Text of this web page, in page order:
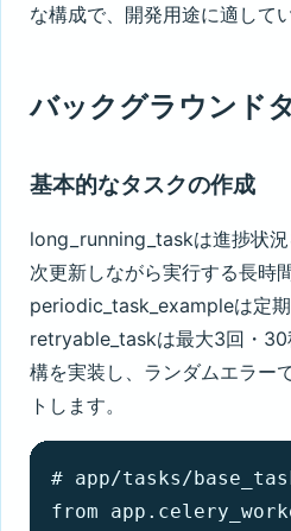
な構成で、開発用途に適して
バックグラウンド
基本的なタスクの作成
long_running_taskは進捗状
次更新しながら実行する長時
periodic_task_exampleは定期
retryable_taskは最大3回・
構を実装し、ランダムエラー
トします。
# app/tasks/
from